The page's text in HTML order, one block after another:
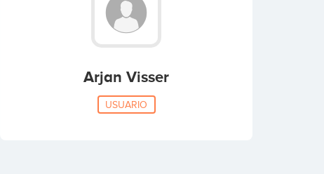
Arjan Visser
USUARIO